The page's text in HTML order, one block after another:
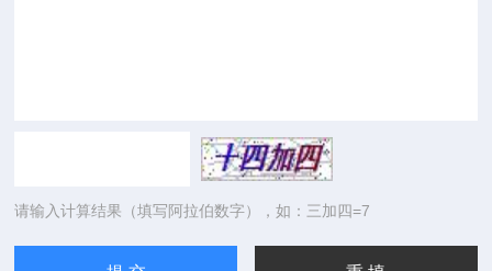
请输入计算结果（填写阿拉伯数字），如：三加四=7